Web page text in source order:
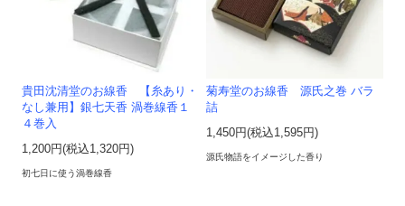
貴田沈清堂のお線香 【糸あり・
なし兼用】銀七天香 渦巻線香１
４巻入
1,200円(税込1,320円)
初七日に使う渦巻線香
菊寿堂のお線香 源氏之巻 バラ
詰
1,450円(税込1,595円)
源氏物語をイメージした香り